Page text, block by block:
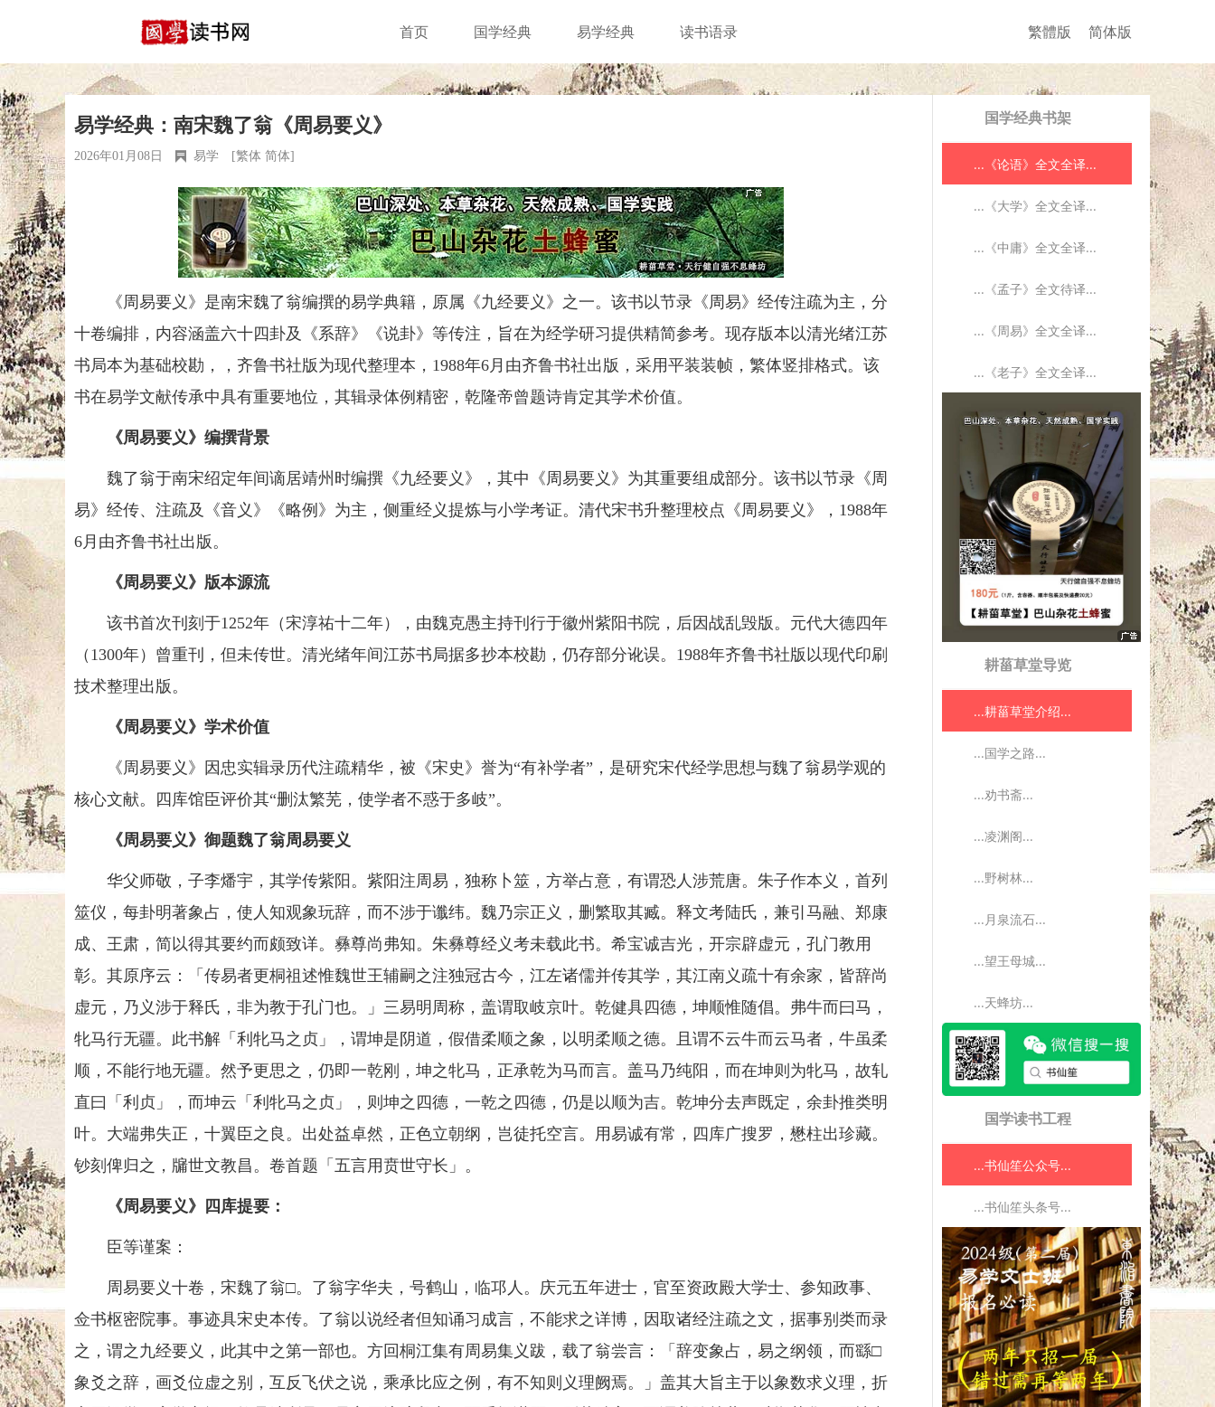
首页 国学经典 易学经典 读书语录 繁體版 简体版
国学经典书架
...《论语》全文全译...
...《大学》全文全译...
...《中庸》全文全译...
...《孟子》全文待译...
...《周易》全文全译...
...《老子》全文全译...
耕菑草堂导览
...耕菑草堂介绍...
...国学之路...
...劝书斋...
...凌渊阁...
...野树林...
...月泉流石...
...望王母城...
...天蜂坊...
国学读书工程
...书仙笙公众号...
...书仙笙头条号...
易学经典：南宋魏了翁《周易要义》
2026年01月08日 [繁体 简体]
易学
《周易要义》是南宋魏了翁编撰的易学典籍，原属《九经要义》之一。该书以节录《周易》经传注疏为主，分
十卷编排，内容涵盖六十四卦及《系辞》《说卦》等传注，旨在为经学研习提供精简参考。现存版本以清光绪江苏
书局本为基础校勘，，齐鲁书社版为现代整理本，1988年6月由齐鲁书社出版，采用平装装帧，繁体竖排格式。该
书在易学文献传承中具有重要地位，其辑录体例精密，乾隆帝曾题诗肯定其学术价值。
《周易要义》编撰背景
魏了翁于南宋绍定年间谪居靖州时编撰《九经要义》，其中《周易要义》为其重要组成部分。该书以节录《周
易》经传、注疏及《音义》《略例》为主，侧重经义提炼与小学考证。清代宋书升整理校点《周易要义》，1988年
6月由齐鲁书社出版。
《周易要义》版本源流
该书首次刊刻于1252年（宋淳祐十二年），由魏克愚主持刊行于徽州紫阳书院，后因战乱毁版。元代大德四年
（1300年）曾重刊，但未传世。清光绪年间江苏书局据多抄本校勘，仍存部分讹误。1988年齐鲁书社版以现代印刷
技术整理出版。
《周易要义》学术价值
《周易要义》因忠实辑录历代注疏精华，被《宋史》誉为“有补学者”，是研究宋代经学思想与魏了翁易学观的
核心文献。四库馆臣评价其“删汰繁芜，使学者不惑于多岐”。
《周易要义》御题魏了翁周易要义
华父师敬，子李燔宇，其学传紫阳。紫阳注周易，独称卜筮，方举占意，有谓恐人涉荒唐。朱子作本义，首列
筮仪，每卦明著象占，使人知观象玩辞，而不涉于谶纬。魏乃宗正义，删繁取其臧。释文考陆氏，兼引马融、郑康
成、王肃，简以得其要约而颇致详。彝尊尚弗知。朱彝尊经义考未载此书。希宝诚吉光，开宗辟虚元，孔门教用
彰。其原序云：「传易者更桐祖述惟魏世王辅嗣之注独冠古今，江左诸儒并传其学，其江南义疏十有余家，皆辞尚
虚元，乃义涉于释氏，非为教于孔门也。」三易明周称，盖谓取岐京叶。乾健具四德，坤顺惟随倡。弗牛而曰马，
牝马行无疆。此书解「利牝马之贞」，谓坤是阴道，假借柔顺之象，以明柔顺之德。且谓不云牛而云马者，牛虽柔
顺，不能行地无疆。然予更思之，仍即一乾刚，坤之牝马，正承乾为马而言。盖马乃纯阳，而在坤则为牝马，故轧
直曰「利贞」，而坤云「利牝马之贞」，则坤之四德，一乾之四德，仍是以顺为吉。乾坤分去声既定，余卦推类明
叶。大端弗失正，十翼臣之良。出处益卓然，正色立朝纲，岂徒托空言。用易诚有常，四库广搜罗，懋柱出珍藏。
钞刻俾归之，牖世文教昌。卷首题「五言用贲世守长」。
《周易要义》四库提要：
臣等谨案：
周易要义十卷，宋魏了翁□。了翁字华夫，号鹤山，临邛人。庆元五年进士，官至资政殿大学士、参知政事、
佥书枢密院事。事迹具宋史本传。了翁以说经者但知诵习成言，不能求之详博，因取诸经注疏之文，据事别类而录
之，谓之九经要义，此其中之第一部也。方回桐江集有周易集义跋，载了翁尝言：「辞变象占，易之纲领，而繇□
象爻之辞，画爻位虚之别，互反飞伏之说，乘承比应之例，有不知则义理阙焉。」盖其大旨主于以象数求义理，折